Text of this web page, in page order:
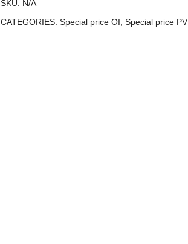
SKU: N/A
CATEGORIES: Special price OI Special price PV